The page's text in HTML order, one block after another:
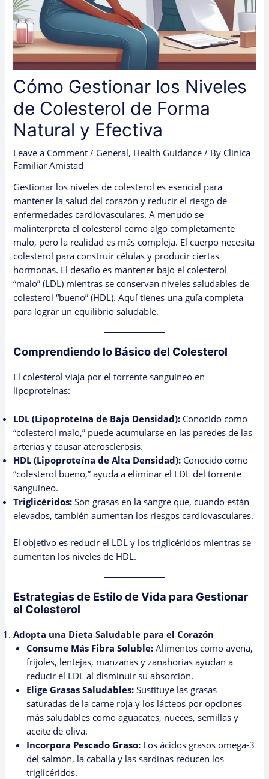
Cómo Gestionar los Niveles
de Colesterol de Forma
Natural y Efectiva
Leave a Comment / General, Health Guidance / By Clinica
Familiar Amistad
Gestionar los niveles de colesterol es esencial para
mantener la salud del corazón y reducir el riesgo de
enfermedades cardiovasculares. A menudo se
malinterpreta el colesterol como algo completamente
malo, pero la realidad es más compleja. El cuerpo necesita
colesterol para construir células y producir ciertas
hormonas. El desafío es mantener bajo el colesterol
“malo” (LDL) mientras se conservan niveles saludables de
colesterol “bueno” (HDL). Aquí tienes una guía completa
para lograr un equilibrio saludable.
Comprendiendo lo Básico del Colesterol
El colesterol viaja por el torrente sanguíneo en
lipoproteínas:
LDL (Lipoproteína de Baja Densidad): Conocido como
“colesterol malo,” puede acumularse en las paredes de las
arterias y causar aterosclerosis.
HDL (Lipoproteína de Alta Densidad): Conocido como
“colesterol bueno,” ayuda a eliminar el LDL del torrente
sanguíneo.
Triglicéridos: Son grasas en la sangre que, cuando están
elevados, también aumentan los riesgos cardiovasculares.
El objetivo es reducir el LDL y los triglicéridos mientras se
aumentan los niveles de HDL.
Estrategias de Estilo de Vida para Gestionar
el Colesterol
Adopta una Dieta Saludable para el Corazón
Consume Más Fibra Soluble: Alimentos como avena,
frijoles, lentejas, manzanas y zanahorias ayudan a
reducir el LDL al disminuir su absorción.
Elige Grasas Saludables: Sustituye las grasas
saturadas de la carne roja y los lácteos por opciones
más saludables como aguacates, nueces, semillas y
aceite de oliva.
Incorpora Pescado Graso: Los ácidos grasos omega-3
del salmón, la caballa y las sardinas reducen los
triglicéridos.